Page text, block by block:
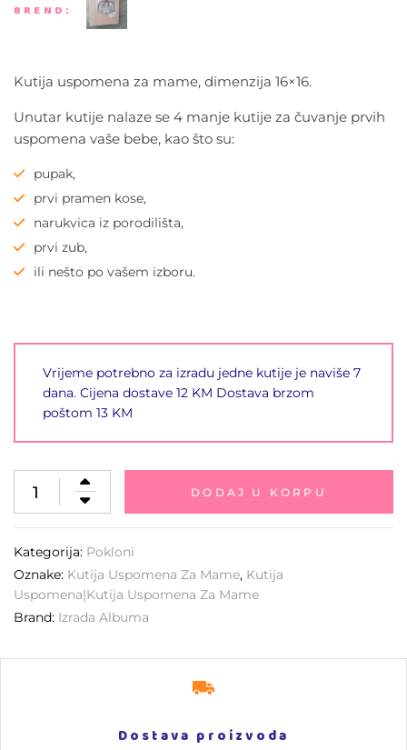
BREND:
Kutija uspomena za mame, dimenzija 16×16.
Unutar kutije nalaze se 4 manje kutije za čuvanje prvih
uspomena vaše bebe, kao što su:
pupak,
prvi pramen kose,
narukvica iz porodilišta,
prvi zub,
ili nešto po vašem izboru.
Vrijeme potrebno za izradu jedne kutije je naviše 7
dana. Cijena dostave 12 KM Dostava brzom
poštom 13 KM
DODAJ U KORPU
Kategorija: Pokloni
Oznake: Kutija Uspomena Za Mame, Kutija
Uspomena|Kutija Uspomena Za Mame
Brand: Izrada Albuma
Dostava proizvoda